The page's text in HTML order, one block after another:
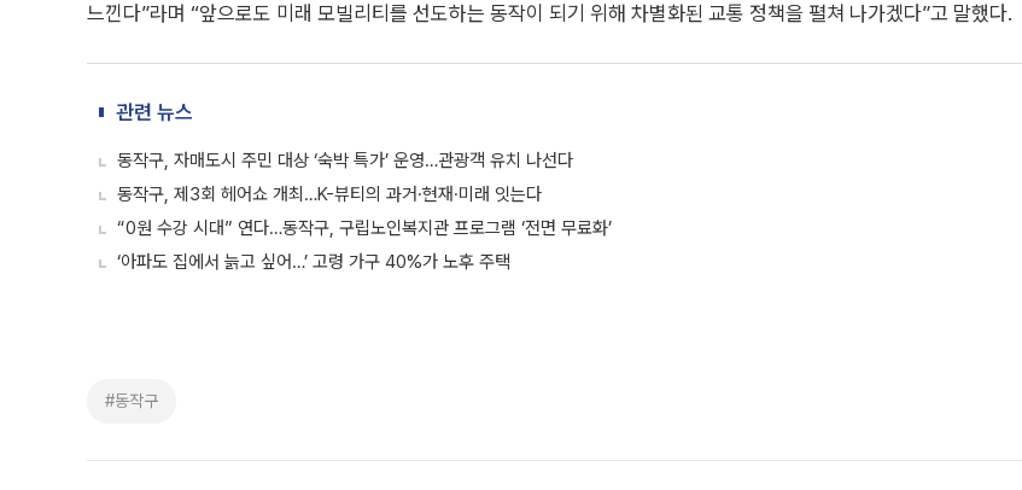
느낀다”라며 “앞으로도 미래 모빌리티를 선도하는 동작이 되기 위해 차별화된 교통 정책을 펼쳐 나가겠다”고 말했다.
관련 뉴스
동작구, 자매도시 주민 대상 ‘숙박 특가’ 운영…관광객 유치 나선다
동작구, 제3회 헤어쇼 개최…K-뷰티의 과거·현재·미래 잇는다
“0원 수강 시대” 연다…동작구, 구립노인복지관 프로그램 ‘전면 무료화’
‘아파도 집에서 늙고 싶어…’ 고령 가구 40%가 노후 주택
#동작구